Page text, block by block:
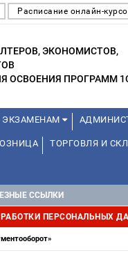
Расписание онлайн-
ЭКОНОМИСТОВ,
ОСВОЕНИЯ ПРОГРАММ
ЭКЗАМЕНАМ
ТОРГОВЛЯ И
ШКОЛЬНЫХ
ССЫЛКИ
ПЕРСОНАЛЬНЫХ